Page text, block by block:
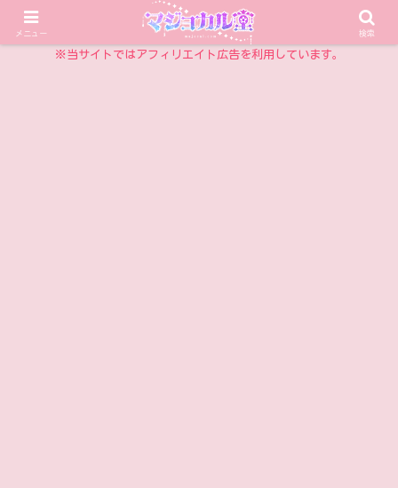
乙女チックアイテム情報サイト
※当サイトではアフィリエイト広告を利用しています。
メニュー 検索